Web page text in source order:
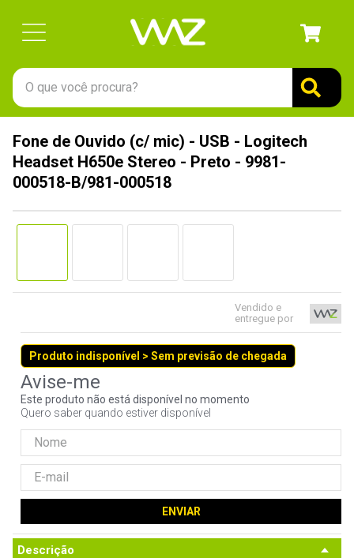
O que você procura?
Fone de Ouvido (c/ mic) - USB - Logitech
Headset H650e Stereo - Preto - 9981-
000518-B/981-000518
Vendido e
entregue por
Produto indisponível > Sem previsão de chegada
Este produto não está disponível no momento
Quero saber quando estiver disponível
ENVIAR
Descrição
1º
gabinete
2º
8º
controle
9º
ventoinha
10º hd